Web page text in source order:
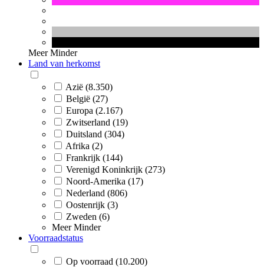
Meer Minder
Land van herkomst
Azië (8.350)
België (27)
Europa (2.167)
Zwitserland (19)
Duitsland (304)
Afrika (2)
Frankrijk (144)
Verenigd Koninkrijk (273)
Noord-Amerika (17)
Nederland (806)
Oostenrijk (3)
Zweden (6)
Meer Minder
Voorraadstatus
Op voorraad (10.200)